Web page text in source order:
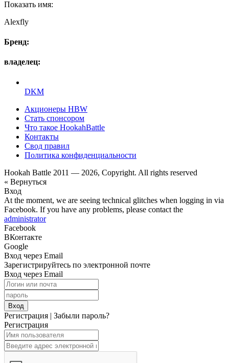
Показать имя:
Alexfly
Бренд:
владелец:
DKM
Акционеры HBW
Стать спонсором
Что такое HookahBattle
Контакты
Свод правил
Политика конфиденциальности
Hookah Battle 2011 — 2026, Copyright. All rights reserved
« Вернуться
Вход
At the moment, we are seeing technical glitches when logging in via
Facebook. If you have any problems, please contact the
administrator
Facebook
ВКонтакте
Google
Вход через Email
Зарегистрируйтесь по электронной почте
Вход через Email
Вход
Регистрация | Забыли пароль?
Регистрация